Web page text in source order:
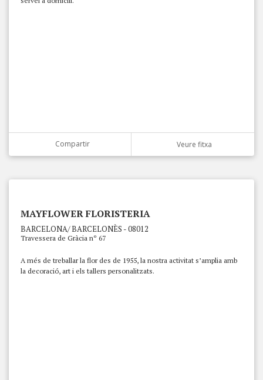
Compartir Veure fitxa
MAYFLOWER FLORISTERIA
BARCELONA/ BARCELONÈS - 08012
Travessera de Gràcia nº 67
A més de treballar la flor des de 1955, la nostra activitat s’amplia amb
la decoració, art i els tallers personalitzats.